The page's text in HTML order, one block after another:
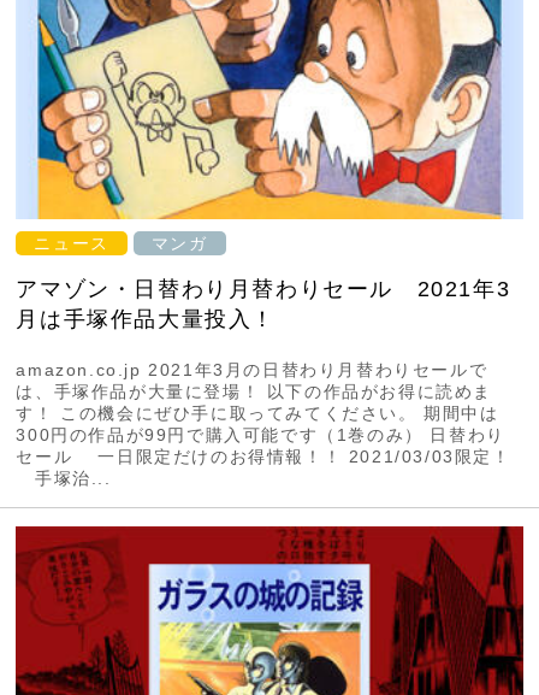
ニュース マンガ
アマゾン・日替わり月替わりセール 2021年3
月は手塚作品大量投入！
amazon.co.jp 2021年3月の日替わり月替わりセールで
は、手塚作品が大量に登場！ 以下の作品がお得に読めま
す！ この機会にぜひ手に取ってみてください。 期間中は
300円の作品が99円で購入可能です（1巻のみ） 日替わり
セール 一日限定だけのお得情報！！ 2021/03/03限定！
手塚治...